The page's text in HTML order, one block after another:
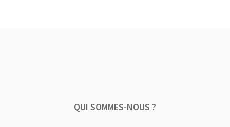
QUI SOMMES-NOUS ?